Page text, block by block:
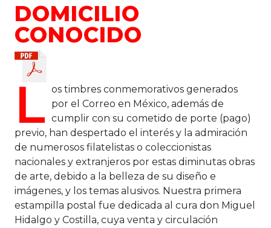
DOMICILIO
CONOCIDO
L os timbres conmemorativos generados
por el Correo en México, además de
cumplir con su cometido de porte (pago)
previo, han despertado el interés y la admiración
de numerosos filatelistas o coleccionistas
nacionales y extranjeros por estas diminutas obras
de arte, debido a la belleza de su diseño e
imágenes, y los temas alusivos. Nuestra primera
estampilla postal fue dedicada al cura don Miguel
Hidalgo y Costilla, cuya venta y circulación